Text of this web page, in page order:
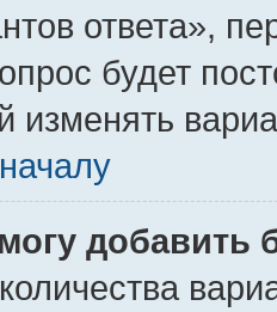
ответа»,
будет
изменять
добавить